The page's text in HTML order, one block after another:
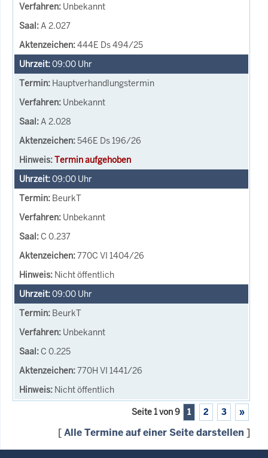
Unbekannt
A 2.027
444E Ds 494/25
09:00 Uhr
Hauptverhandlungstermin
Unbekannt
A 2.028
546E Ds 196/26
Termin aufgehoben
09:00 Uhr
BeurkT
Unbekannt
C 0.237
770C VI 1404/26
Nicht öffentlich
09:00 Uhr
BeurkT
Unbekannt
C 0.225
770H VI 1441/26
Nicht öffentlich
Seite 1 von 9 1 2 3 »
[Alle Termine auf einer Seite darstellen ]